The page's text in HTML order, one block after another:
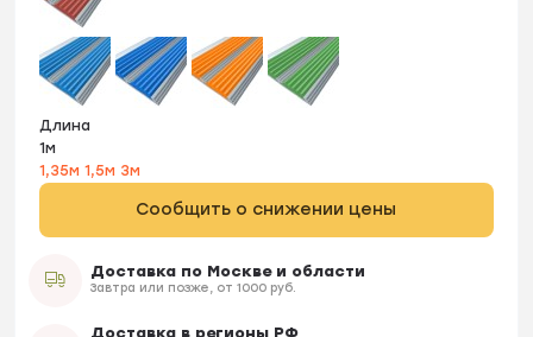
Длина
1м
1,35м1,5м 3м
Сообщить о снижении цены
Доставка по Москве и области
Завтра или позже, от 1000 руб.
Доставка в регионы РФ